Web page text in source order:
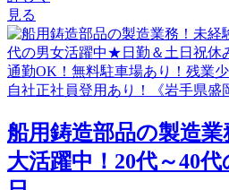
見る
船用鋳造部品の製造
大活躍中！20代～40